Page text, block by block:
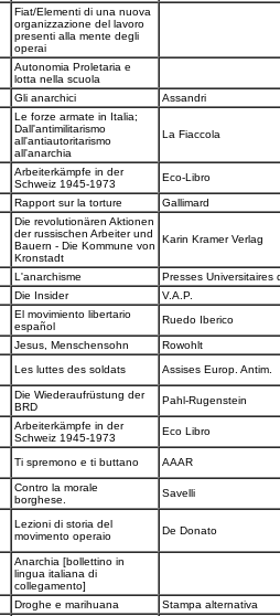
Fiat/Elementi di una nuova
organizzazione del lavoro
presenti alla mente degli
operai
Autonomia Proletaria e
lotta nella scuola
Gli anarchici Assandri
Le forze armate in Italia;
Dall'antimilitarismo
all'antiautoritarismo
all'anarchia
La Fiaccola
Arbeiterkämpfe in der
Schweiz 1945-1973
Eco-Libro
Rapport sur la torture Gallimard
Die revolutionären Aktionen
der russischen Arbeiter und
Bauern - Die Kommune von
Kronstadt
Karin Kramer Verlag
L'anarchisme
Presses Universitaires
Die Insider
V.A.P.
El movimiento libertario
español
Ruedo Iberico
Jesus, Menschensohn
Rowohlt
Les luttes des soldats Assises Europ. Antim.
Die Wiederaufrüstung der
BRD
Pahl-Rugenstein
Arbeiterkämpfe in der
Schweiz 1945-1973
Eco Libro
Ti spremono e ti buttano AAAR
Contro la morale
borghese.
Savelli
Lezioni di storia del
movimento operaio
De Donato
Anarchia [bollettino in
lingua italiana di
collegamento]
Droghe e marihuana
Stampa alternativa